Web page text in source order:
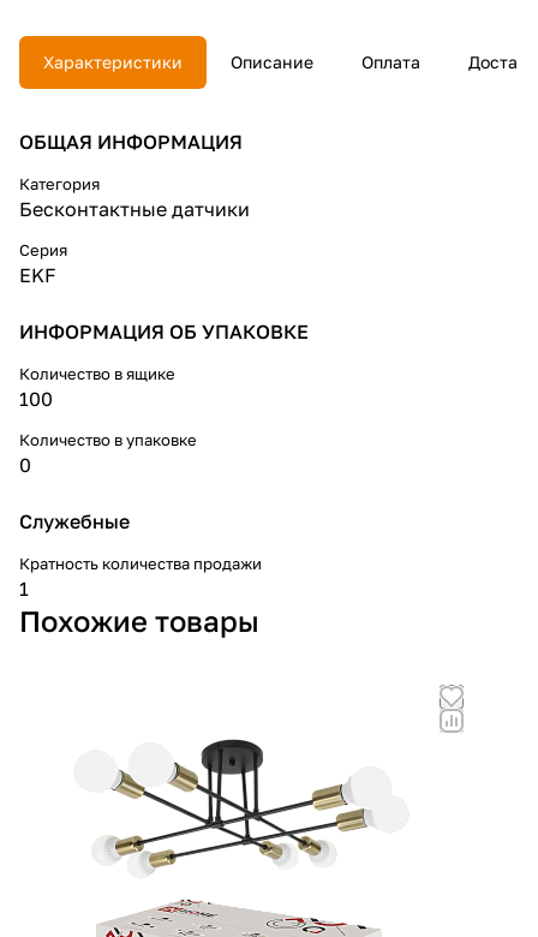
Характеристики Описание Оплата
ОБЩАЯ ИНФОРМАЦИЯ
Категория
Бесконтактные датчики
Серия
EKF
ИНФОРМАЦИЯ ОБ УПАКОВКЕ
Количество в ящике
100
Количество в упаковке
0
Служебные
Кратность количества продажи
1
Похожие товары